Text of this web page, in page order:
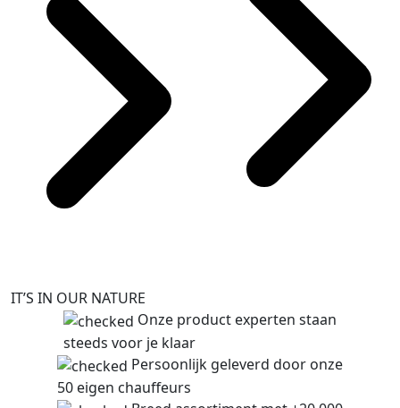
IT’S IN OUR NATURE
Onze product experten staan
steeds voor je klaar
Persoonlijk geleverd door onze
50 eigen chauffeurs